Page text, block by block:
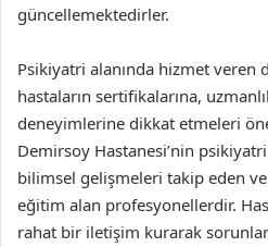
güncellemektedirler.
Psikiyatri alanında hizmet veren
hastaların sertifikalarına,
deneyimlerine dikkat etmeleri
Demirsoy Hastanesi’nin
bilimsel gelişmeleri takip eden
eğitim alan profesyonellerdir.
rahat bir iletişim kurarak